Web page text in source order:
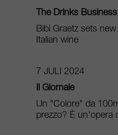
The Drinks Business
Bibi Graetz sets
Italian wine
7 JULI 2024
Il Giornale
Un "Colore" da
prezzo? È un'opera